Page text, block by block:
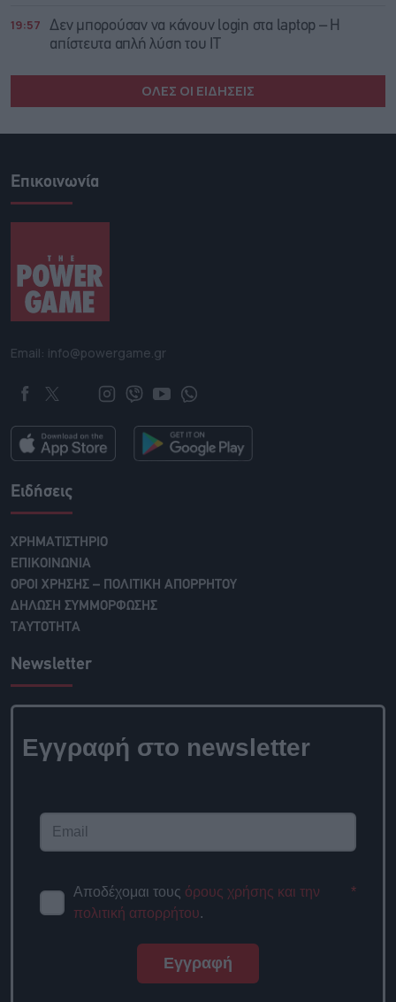
19:57
Δεν μπορούσαν να κάνουν login στα laptop – Η
απίστευτα απλή λύση του IT
ΟΛΕΣ ΟΙ ΕΙΔΗΣΕΙΣ
Επικοινωνία
Email: info@powergame.gr
Ειδήσεις
ΧΡΗΜΑΤΙΣΤΗΡΙΟ
ΕΠΙΚΟΙΝΩΝΙΑ
ΟΡΟΙ ΧΡΗΣΗΣ – ΠΟΛΙΤΙΚΗ ΑΠΟΡΡΗΤΟΥ
ΔΗΛΩΣΗ ΣΥΜΜΟΡΦΩΣΗΣ
ΤΑΥΤΟΤΗΤΑ
Newsletter
Εγγραφή στο newsletter
Αποδέχομαι τους όρους χρήσης και την
πολιτική απορρήτου.
*
Εγγραφή